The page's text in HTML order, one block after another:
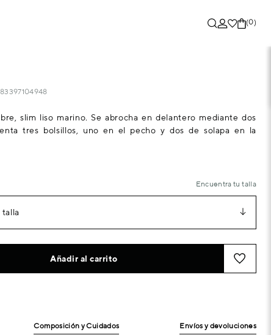
(0)
slim liso marino. Se abrocha en delantero mediante dos
tres bolsillos, uno en el pecho y dos de solapa en la
Encuentra tu talla
talla
Añadir al carrito
Composición y Cuidados Envíos y devoluciones